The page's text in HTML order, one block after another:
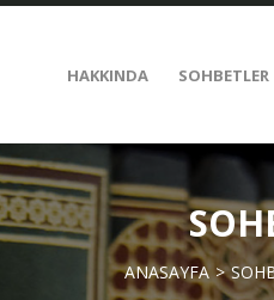
HAKKINDA SOHBETLER
ANASAYFA